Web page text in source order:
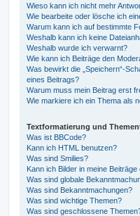
Wieso kann ich nicht mehr
Wie bearbeite oder lösche ich
Warum kann ich auf bestimmte
Weshalb kann ich keine
Weshalb wurde ich verwarnt?
Wie kann ich Beiträge den
Was bewirkt die „Speichern“-
eines Beitrags?
Warum muss mein Beitrag erst
Wie markiere ich ein Thema als
Textformatierung und
Was ist BBCode?
Kann ich HTML benutzen?
Was sind Smilies?
Kann ich Bilder in meine Beiträge
Was sind globale
Was sind Bekanntmachungen?
Was sind wichtige Themen?
Was sind geschlossene